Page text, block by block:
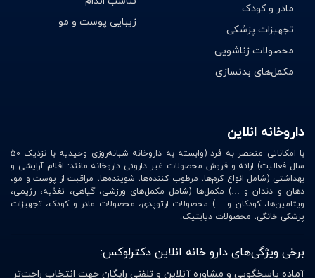
3. آتل گردنبندی اسفنجی سخت و نیمه سخت
7. تشک‌های برقی و مواج
8. شکم بند بعد و قبل از زایمان
10. آتل دست و انگشت
مادر و کودک
تجهیزات پزشکی
محصولات زناشویی
مکمل‌های بدنسازی
زیبایی پوست و مو
داروخانه انلاین
با امکاناتی منحصر به فرد (وابسته به داروخانه شبانه‌روزی وحیدیه با نزدیک 50
سال فعالیت) ارائه و فروش محصولات غیر داروئی داروخانه مانند: اقلام آرایشی و
بهداشتی (شامل انواع کرم‌ها، مرطوب کننده‌ها، شوینده‌ها، مراقبت از پوست و مو،
دهان و دندان و …) مکمل‌ها (شامل مکمل‌های ورزشی، گیاهی، تغذیه، رژیمی،
ویتامین‌ها، کودکان و …) محصولات ارتوپدی، محصولات مادر و کودک، تجهیزات
پزشکی خانگی، محصولات دیابتیک.
برخی ویژگی‌های دارو خانه انلاین دکترلوکس:
آماده پاسخگویی و مشاوره آنلاین و تلفنی رایگان جهت انتخاب راحت‌تر